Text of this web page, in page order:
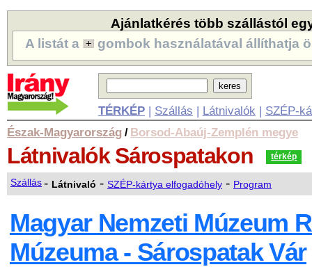
Ajánlatkérés több szállástól
A listát a
gombok használatával állíthatja
TÉRKÉP| Szállás | Látnivalók | SZÉP-
Észak-Magyarország / Borsod-Abaúj-Zemplén megye
Látnivalók Sárospatakon térkép
Szállás- Látnivaló - SZÉP-kártya elfogadóhely - Program
Magyar Nemzeti Múzeum
Múzeuma - Sárospatak Vár